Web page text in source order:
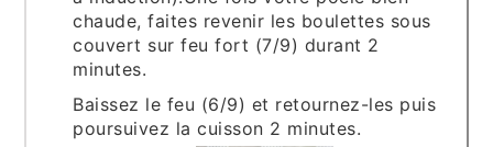
chaude, faites revenir les boulettes sous
couvert sur feu fort (7/9) durant 2
minutes.
Baissez le feu (6/9) et retournez-les puis
poursuivez la cuisson 2 minutes.